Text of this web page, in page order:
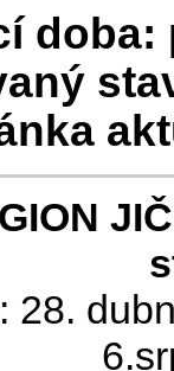
doba:
28.